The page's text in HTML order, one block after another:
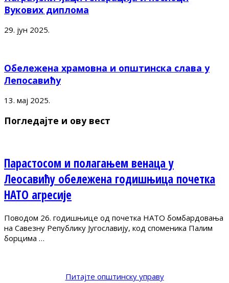
Вукових диплома
29. јун 2025.
Обележена храмовна и општинска слава у
Лепосавићу
13. мај 2025.
Погледајте и ову вест
Парастосом и полагањем венаца у
Леосавићу обележена годишњица почетка
НАТО агресије
Поводом 26. годишњице од почетка НАТО бомбардовања
на Савезну Републику Југославију, код споменика Палим
борцима …
Питајте општинску управу